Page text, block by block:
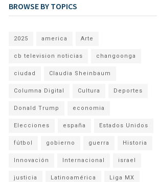
BROWSE BY TOPICS
2025 america Arte
cb television noticias changoonga
ciudad Claudia Sheinbaum
Columna Digital Cultura Deportes
Donald Trump economia
Elecciones españa Estados Unidos
fútbol gobierno guerra Historia
Innovación Internacional israel
justicia Latinoamérica Liga MX